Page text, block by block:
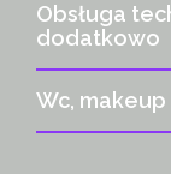
Obsługa
dodatkowo
Wc,